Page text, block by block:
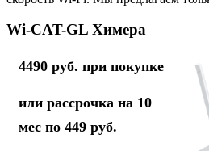
Wi-CAT-GL Химера
4490 руб. при покупке
или рассрочка на 10
мес по 449 руб.